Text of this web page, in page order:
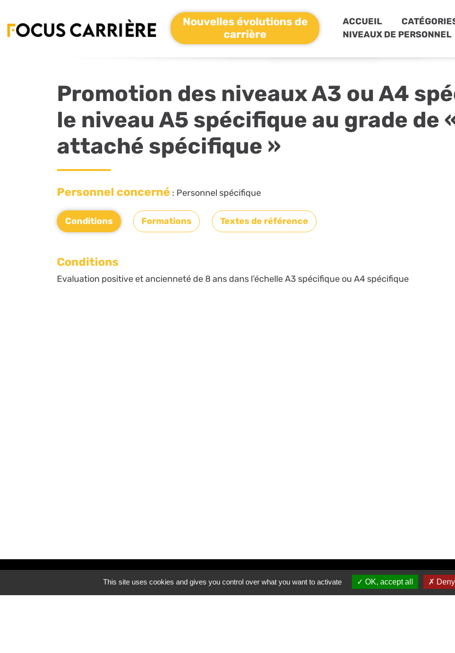
Nouvelles évolutions de
carrière
ACCUEIL
NIVEAUX DE PERSONNEL
Promotion des niveaux A3 ou A4
le niveau A5 spécifique au grade de
attaché spécifique »
Personnel concerné : Personnel spécifique
Conditions Formations Textes de référence
Conditions
Evaluation positive et ancienneté de 8 ans dans l’échelle A3 spécifique ou A4 spécifique
Inscrivez-vous à notre newsletter
This site uses cookies and gives you control over what you want to activate OK, accept all